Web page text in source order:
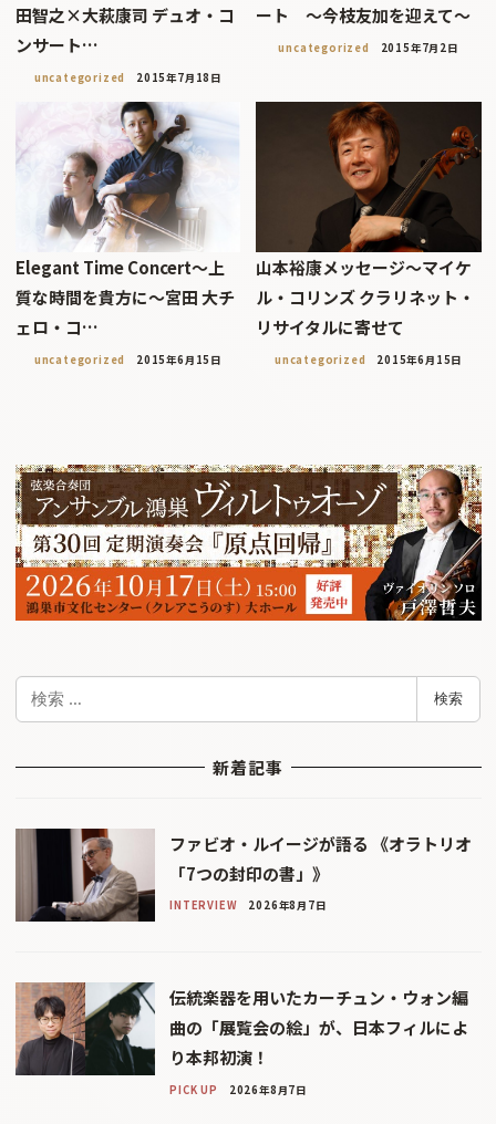
田智之×大萩康司 デュオ・コ
ンサート…
uncategorized 2015年7月18日
ート 〜今枝友加を迎えて〜
uncategorized 2015年7月2日
Elegant Time Concert〜上
質な時間を貴方に〜宮田 大チ
ェロ・コ…
uncategorized 2015年6月15日
山本裕康メッセージ〜マイケ
ル・コリンズ クラリネット・
リサイタルに寄せて
uncategorized 2015年6月15日
検
検索
新着記事
ファビオ・ルイージが語る 《オラトリオ
「7つの封印の書」》
INTERVIEW 2026年8月7日
伝統楽器を用いたカーチュン・ウォン編
曲の「展覧会の絵」が、日本フィルによ
り本邦初演！
PICK UP 2026年8月7日